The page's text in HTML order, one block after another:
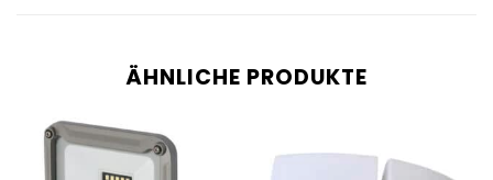
ÄHNLICHE PRODUKTE